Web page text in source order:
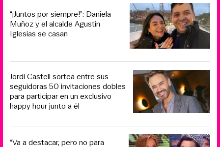
“¡Juntos por siempre!”: Daniela
Muñoz y el alcalde Agustín
Iglesias se casan
Jordi Castell sortea entre sus
seguidoras 50 invitaciones dobles
para participar en un exclusivo
happy hour junto a él
“Va a destacar, pero no para